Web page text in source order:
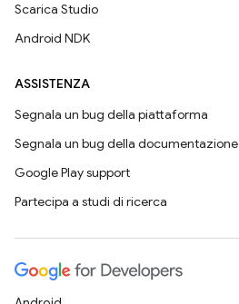
Scarica Studio
Android NDK
ASSISTENZA
Segnala un bug della piattaforma
Segnala un bug della documentazione
Google Play support
Partecipa a studi di ricerca